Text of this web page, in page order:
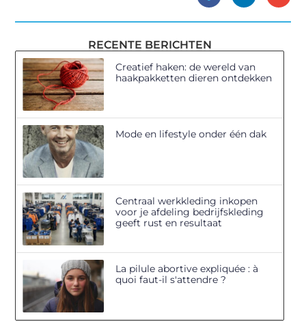
RECENTE BERICHTEN
Creatief haken: de wereld van
haakpakketten dieren ontdekken
Mode en lifestyle onder één dak
Centraal werkkleding inkopen
voor je afdeling bedrijfskleding
geeft rust en resultaat
La pilule abortive expliquée : à
quoi faut-il s'attendre ?